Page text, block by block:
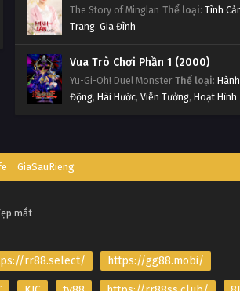
The Story of Minglan Thể loại: Tình
Trang, Gia Đình
Vua Trò Chơi Phần 1 (2000)
Yu-Gi-Oh! Duel Monster Thể loại: Hành
Động, Hài Hước, Viễn Tưởng, Hoạt Hình
GiaSauRieng
mắt
rr88.select/ https://gg88.mobi/